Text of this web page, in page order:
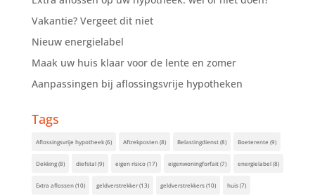
Vakantie? Vergeet dit niet
Nieuw energielabel
Maak uw huis klaar voor de lente en zomer
Aanpassingen bij aflossingsvrije hypotheken
Tags
Aflossingsvrije hypotheek(6) Aftrekposten(8) Belastingdienst(8) Boeterente (9)
Dekking(8) diefstal(9) eigen risico(17) eigenwoningforfait(7) energielabel(8)
Extra aflossen(10) geldverstrekker(13) geldverstrekkers(10) huis(7)